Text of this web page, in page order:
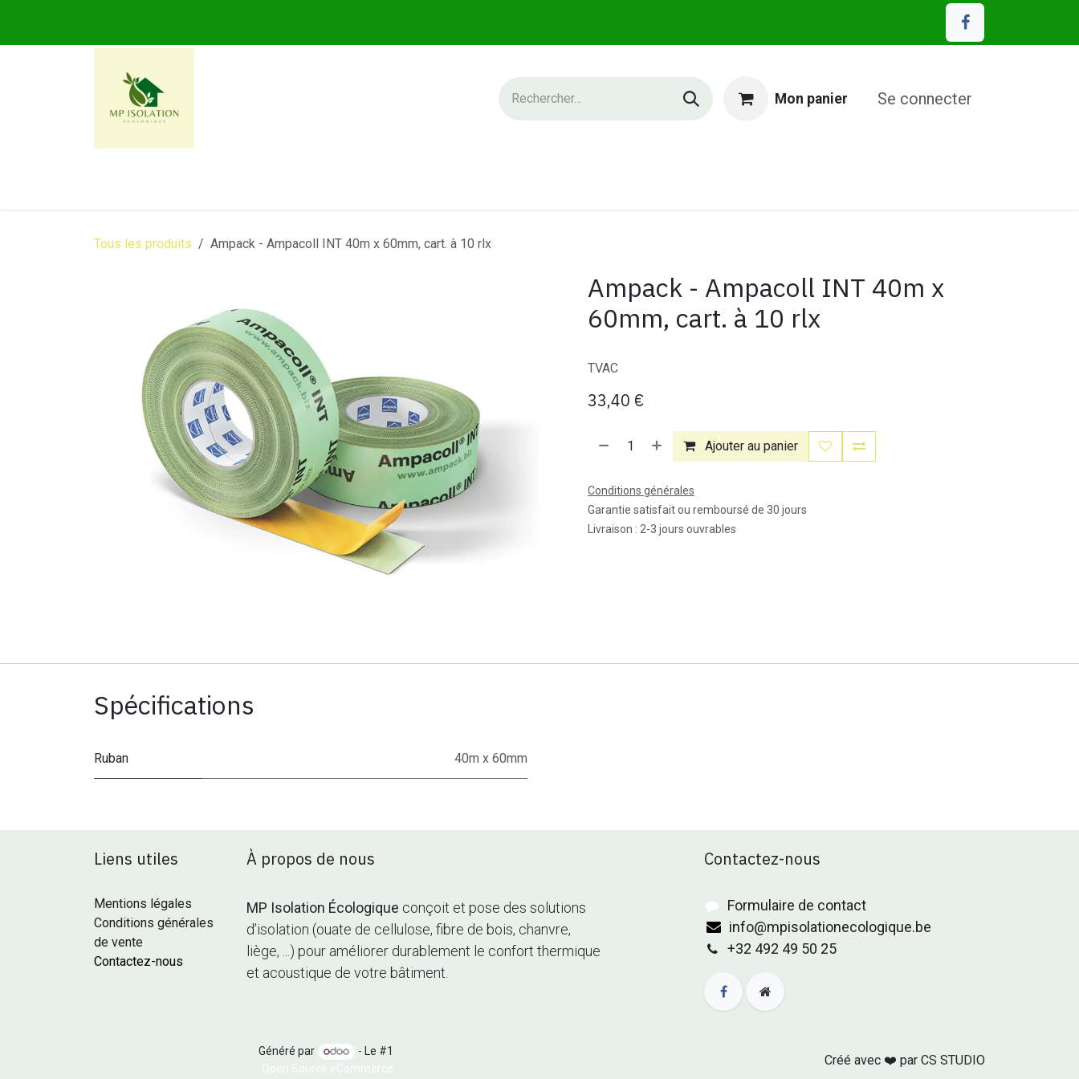
Mon panier Se connecter
Tous les produits Ampack - Ampacoll INT 40m x 60mm, cart. à 10 rlx
Ampack - Ampacoll INT 40m x
60mm, cart. à 10 rlx
TVAC
33,40 €
Ajouter au panier
Conditions générales
Garantie satisfait ou remboursé de 30 jours
Livraison : 2-3 jours ouvrables
Spécifications
Ruban 40m x 60mm
Liens utiles
Mentions légales
Conditions générales
de vente
Contactez-nous
À propos de nous
MP Isolation Écologique conçoit et pose des solutions
d’isolation (ouate de cellulose, fibre de bois, chanvre,
liège, ...) pour améliorer durablement le confort thermique
et acoustique de votre bâtiment.
Contactez-nous
Formulaire de contact
info@mpisolationecologique.be
+32 492 49 50 25
Généré par
- Le #1
Créé avec ❤️ par CS STUDIO